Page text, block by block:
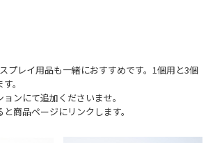
プレイ用品も一緒におすすめです。1個用と3個
。
ンにて追加くださいませ。
商品ページにリンクします。